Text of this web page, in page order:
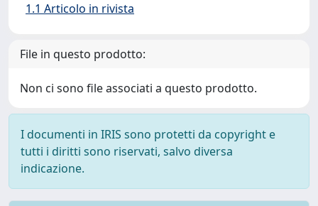
1.1 Articolo in rivista
File in questo prodotto:
Non ci sono file associati a questo prodotto.
I documenti in IRIS sono protetti da copyright e
tutti i diritti sono riservati, salvo diversa
indicazione.